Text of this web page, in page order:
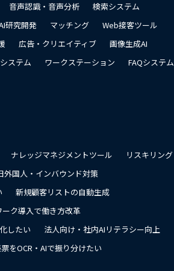
音声認識・音声分析
検索システム
研究開発
マッチング
Web接客ツール
広告・クリエイティブ
画像生成AI
ステム
ワークステーション FAQシステム
ナレッジマネジメントツール
リスキリング
外国人・インバウンド対策
新規顧客リストの自動生成
ーク導入で働き方改革
したい
法人向け・社内AIリテラシー向上
をOCR・AIで振り分けたい